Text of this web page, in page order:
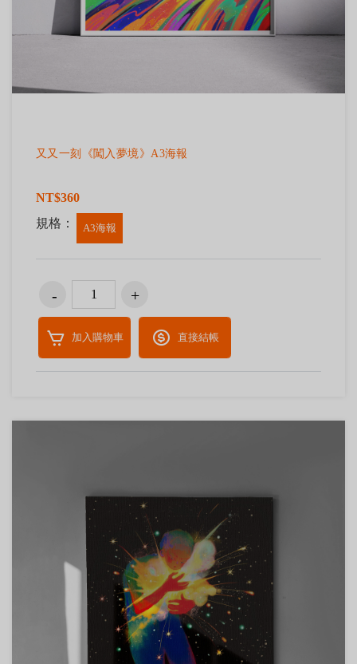
又又一刻《闖入夢境》A3海報
NT$360
規格：
A3海報
加入購物車 直接結帳